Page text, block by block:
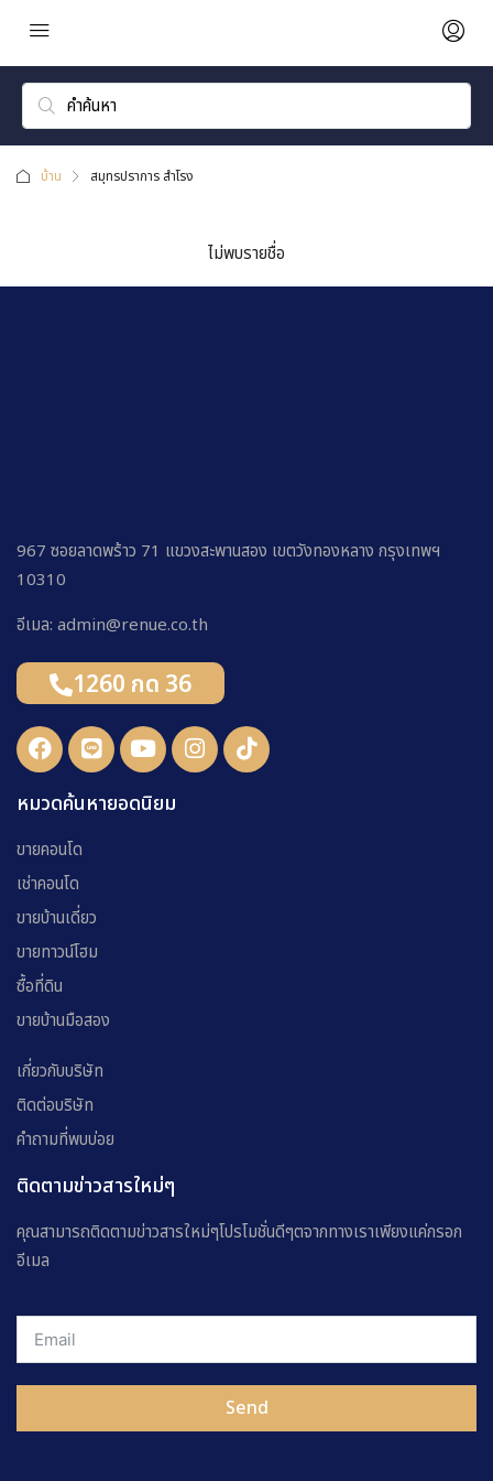
บ้าน สมุทรปราการ สำโรง
ไม่พบรายชื่อ
967 ซอยลาดพร้าว 71 แขวงสะพานสอง เขตวังทองหลาง กรุงเทพฯ
10310
อีเมล: admin@renue.co.th
1260 กด 36
หมวดค้นหายอดนิยม
ขายคอนโด
เช่าคอนโด
ขายบ้านเดี่ยว
ขายทาวน์โฮม
ซื้อที่ดิน
ขายบ้านมือสอง
เกี่ยวกับบริษัท
ติดต่อบริษัท
คำถามที่พบบ่อย
ติดตามข่าวสารใหม่ๆ
คุณสามารถติดตามข่าวสารใหม่ๆโปรโมชั่นดีๆตจากทางเราเพียงแค่กรอก
อีเมล
Send